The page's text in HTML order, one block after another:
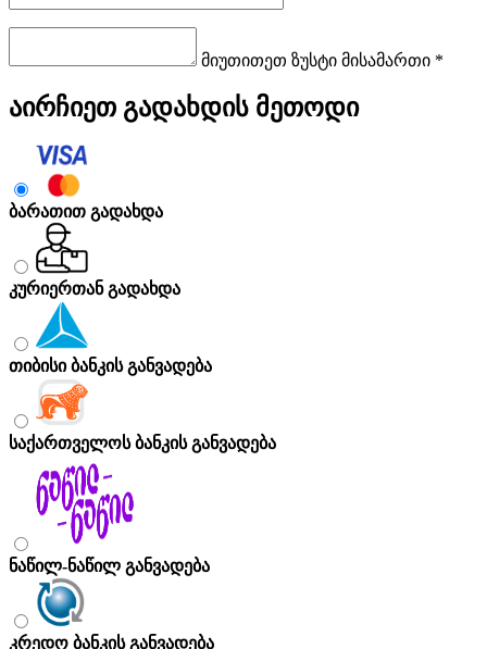
მიუთითეთ ზუსტი მისამართი *
აირჩიეთ გადახდის მეთოდი
ბარათით გადახდა
კურიერთან გადახდა
თიბისი ბანკის განვადება
საქართველოს ბანკის განვადება
ნაწილ-ნაწილ განვადება
კრედო ბანკის განვადება